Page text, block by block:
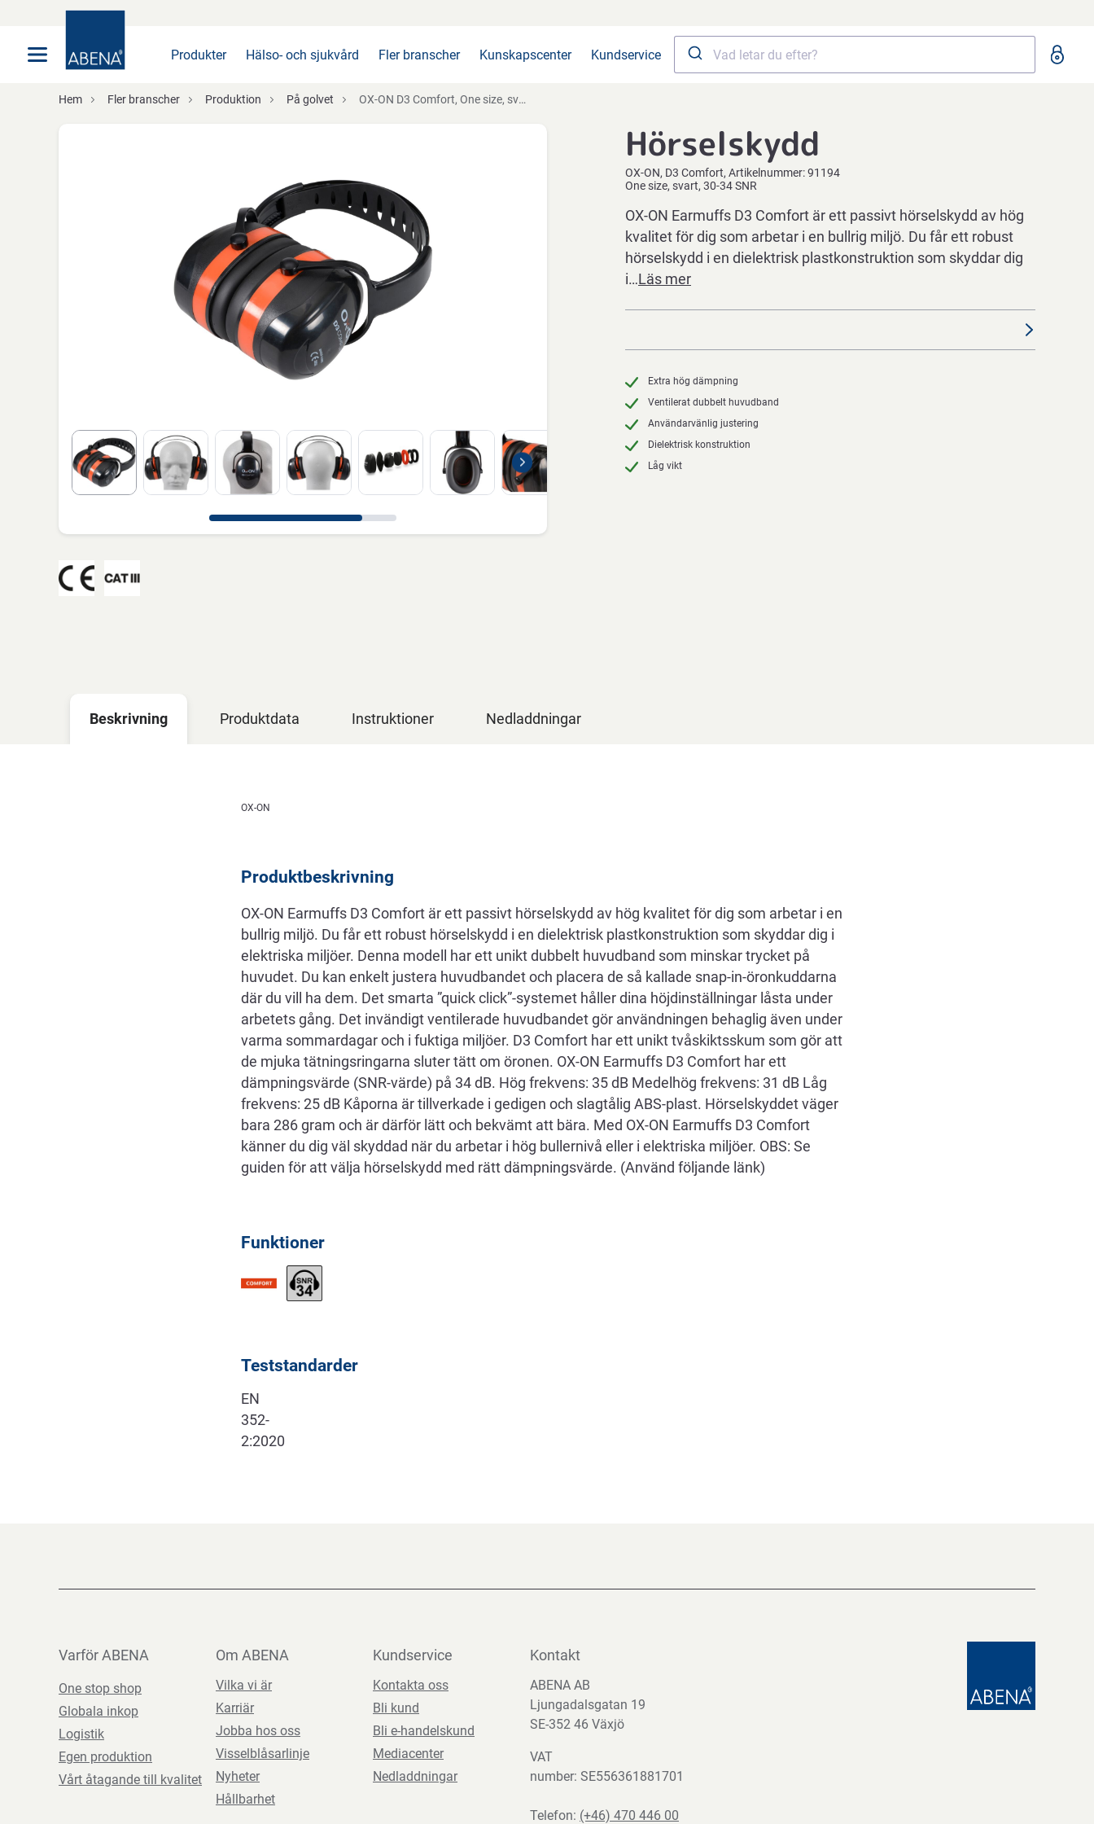
Produkter Hälso- och sjukvård Fler branscher Kunskapscenter Kundservice
Hem Fler branscher Produktion På golvet OX-ON D3 Comfort, One size, svart, 30-34 SNR
Hörselskydd
OX-ON D3 Comfort Artikelnummer:91194
One size, svart, 30-34 SNR
OX-ON Earmuffs D3 Comfort är ett passivt hörselskydd av hög
kvalitet för dig som arbetar i en bullrig miljö. Du får ett robust
hörselskydd i en dielektrisk plastkonstruktion som skyddar dig
i…Läs mer
Extra hög dämpning
Ventilerat dubbelt huvudband
Användarvänlig justering
Dielektrisk konstruktion
Låg vikt
Beskrivning Produktdata Instruktioner Nedladdningar
Beskrivning
OX-ON
Produktbeskrivning
OX-ON Earmuffs D3 Comfort är ett passivt hörselskydd av hög kvalitet för dig som arbetar i en
bullrig miljö. Du får ett robust hörselskydd i en dielektrisk plastkonstruktion som skyddar dig i
elektriska miljöer. Denna modell har ett unikt dubbelt huvudband som minskar trycket på
huvudet. Du kan enkelt justera huvudbandet och placera de så kallade snap-in-öronkuddarna
där du vill ha dem. Det smarta ”quick click”-systemet håller dina höjdinställningar låsta under
arbetets gång. Det invändigt ventilerade huvudbandet gör användningen behaglig även under
varma sommardagar och i fuktiga miljöer. D3 Comfort har ett unikt tvåskiktsskum som gör att
de mjuka tätningsringarna sluter tätt om öronen. OX-ON Earmuffs D3 Comfort har ett
dämpningsvärde (SNR-värde) på 34 dB. Hög frekvens: 35 dB Medelhög frekvens: 31 dB Låg
frekvens: 25 dB Kåporna är tillverkade i gedigen och slagtålig ABS-plast. Hörselskyddet väger
bara 286 gram och är därför lätt och bekvämt att bära. Med OX-ON Earmuffs D3 Comfort
känner du dig väl skyddad när du arbetar i hög bullernivå eller i elektriska miljöer. OBS: Se
guiden för att välja hörselskydd med rätt dämpningsvärde. (Använd följande länk)
Funktioner
Teststandarder
EN
352-
2:2020
Varför ABENA
One stop shop
Globala inkop
Logistik
Egen produktion
Vårt åtagande till kvalitet
Om ABENA
Vilka vi är
Karriär
Jobba hos oss
Visselblåsarlinje
Nyheter
Hållbarhet
Kundservice
Kontakta oss
Bli kund
Bli e-handelskund
Mediacenter
Nedladdningar
Kontakt
ABENA AB
Ljungadalsgatan 19
SE-352 46 Växjö
VAT
number: SE556361881701
Telefon: (+46) 470 446 00